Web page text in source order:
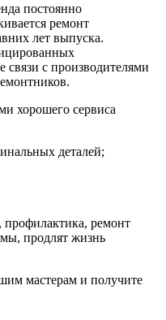
постоянно
ремонт
лет выпуска.
связи с производителями
хорошего сервиса
деталей;
ремонт
продлят жизнь
мастерам и получите